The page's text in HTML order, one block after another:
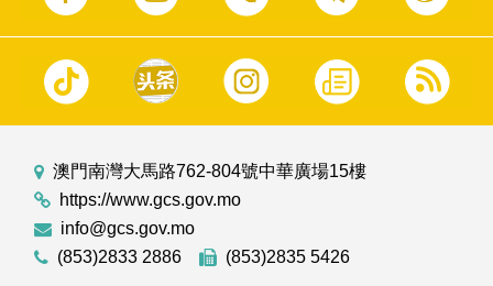
澳門南灣大馬路762-804號中華廣場15樓
https://www.gcs.gov.mo
info@gcs.gov.mo
(853)2833 2886
(853)2835 5426